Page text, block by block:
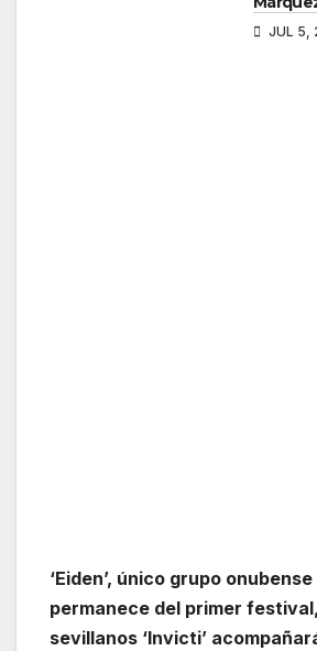
JUL 5,
‘Eiden’, único grupo
permanece del primer
sevillanos ‘Invicti’